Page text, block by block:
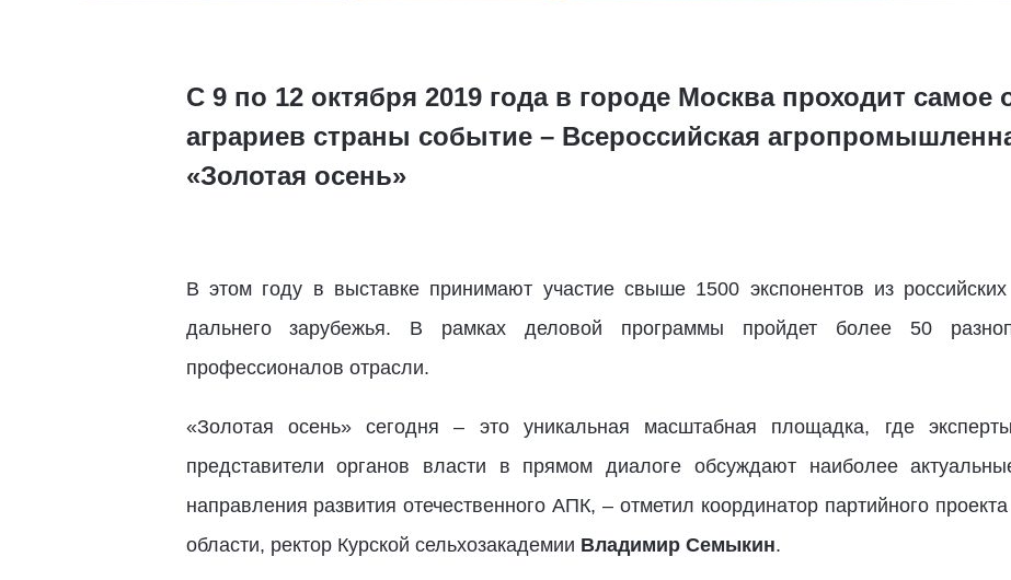
С 9 по 12 октября 2019 года в городе Москва проходит самое
аграриев страны событие – Всероссийская
«Золотая осень»
В этом году в выставке принимают участие свыше 1500 экспонентов из
дальнего зарубежья. В рамках деловой программы пройдет более 50
профессионалов отрасли.
«Золотая осень» сегодня – это уникальная масштабная площадка, где
представители органов власти в прямом диалоге обсуждают наиболее
направления развития отечественного АПК, – отметил координатор партийного
области, ректор Курской сельхозакадемии Владимир Семыкин.